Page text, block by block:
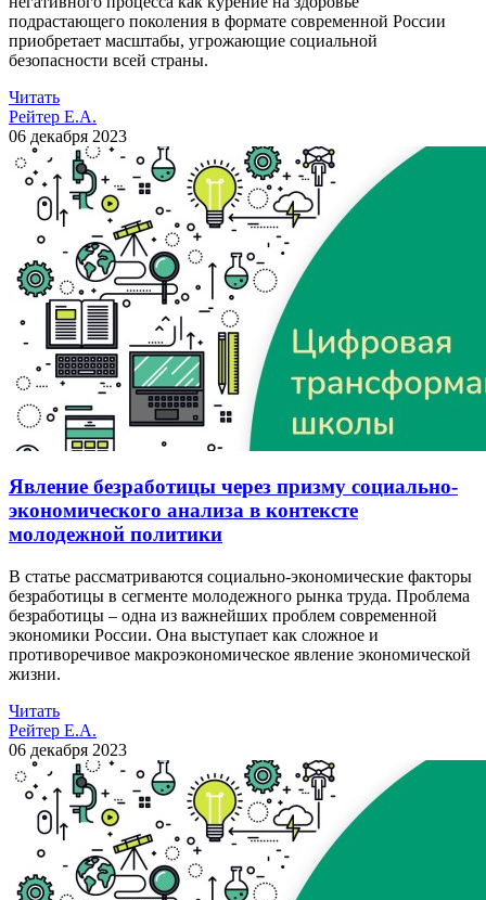
подрастающего поколения в формате современной России
приобретает масштабы, угрожающие социальной
безопасности всей страны.
Читать
Рейтер Е.А.
06 декабря 2023
Явление безработицы через призму социально-
экономического анализа в контексте
молодежной политики
В статье рассматриваются социально-экономические факторы
безработицы в сегменте молодежного рынка труда. Проблема
безработицы – одна из важнейших проблем современной
экономики России. Она выступает как сложное и
противоречивое макроэкономическое явление экономической
жизни.
Читать
Рейтер Е.А.
06 декабря 2023